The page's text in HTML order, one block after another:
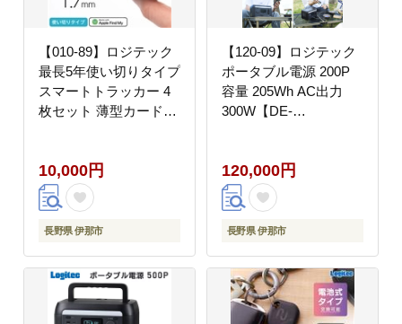
【010-89】ロジテック
最長5年使い切りタイプ
スマートトラッカー 4
枚セット 薄型カードタ
止 追跡【LGT-
LWNNCD1BKA】
10,000円
長野県 伊那市
【120-09】ロジテック
ポータブル電源 200P
容量 205Wh AC出力
300W【DE-
120,000円
長野県 伊那市